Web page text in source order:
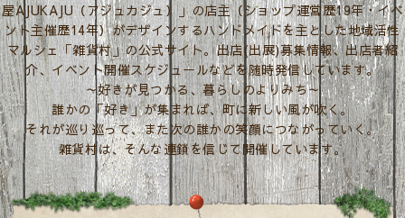
屋AJUKAJU（アジュカジュ）」の店主（ショップ運営歴19年・イベ
ント主催歴14年）がデザインするハンドメイドを主とした地域活性
マルシェ「雑貨村」の公式サイト。出店(出展)募集情報、出店者紹
介、イベント開催スケジュールなどを随時発信しています。
～好きが見つかる、暮らしのよりみち～
誰かの「好き」が集まれば、町に新しい風が吹く。
それが巡り巡って、また次の誰かの笑顔につながっていく。
雑貨村は、そんな連鎖を信じて開催しています。